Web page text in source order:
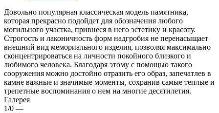
Довольно популярная классическая модель памятника,
которая прекрасно подойдет для обозначения любого
могильного участка, привнеся в него эстетику и красоту.
Строгость и лаконичность форм надгробия не перенасыщает
внешний вид мемориального изделия, позволяя максимально
сконцентрироваться на личности покойного близкого и
любимого человека. Благодаря этому с помощью такого
сооружения можно достойно отразить его образ, запечатлев в
камне важные и значимые моменты, сохранив самые теплые и
трепетные воспоминания о нем на многие десятилетия.
Галерея
1/0 —